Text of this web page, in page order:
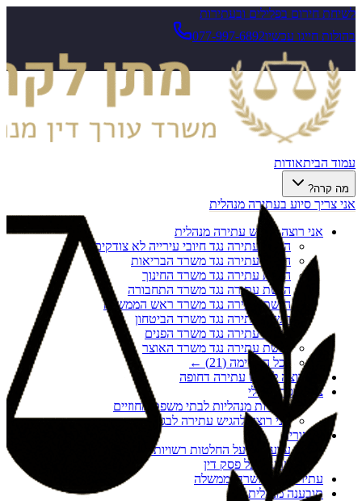
לשיחת חירום בפלילים ובעתירות
בהולות חייגו עכשיו077-997-6892
עמוד הביתאודות
מה קרה?
אני צריך סיוע בעתירה מנהלית
אני רוצה להגיש עתירה מנהלית
הגשת עתירה נגד חיובי עירייה לא צודקים
הגשת עתירה נגד משרד הבריאות
הגשת עתירה נגד משרד החינוך
הגשת עתירה נגד משרד התחבורה
הגשת עתירה נגד משרד ראש הממשלה
הגשת עתירה נגד משרד הביטחון
הגשת עתירה נגד משרד הפנים
הגשת עתירה נגד משרד האוצר
לכל הרשימה (21
) ←
אני רוצה להגיש עתירה דחופה
צו הריסה מנהלי
עתירות מנהליות לבתי משפט מחוזיים
אני רוצה להגיש עתירה לבג"ץ
ערעורים
ערעורים על החלטות רשויות מקומיות
ערעור על פסק דין
עתירות נגד משרדי ממשלה
תובענה מנהלית